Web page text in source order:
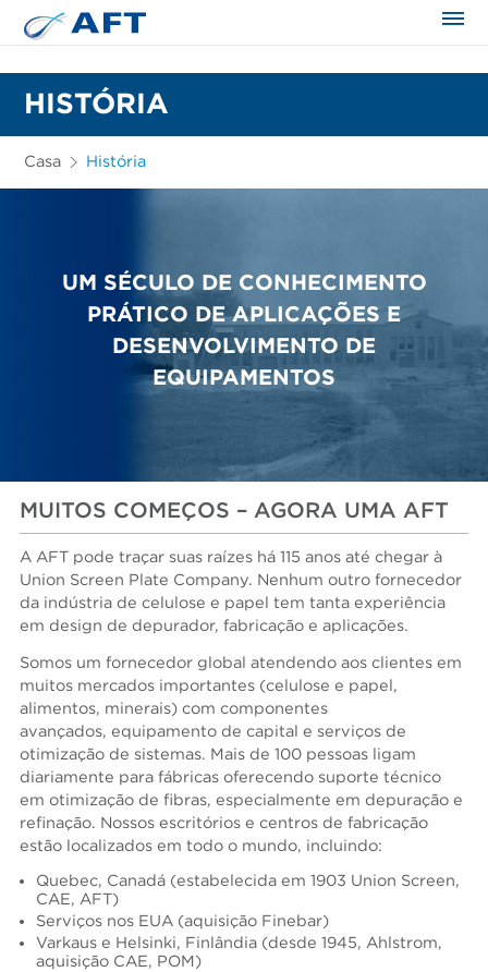
HISTÓRIA
Casa História
UM SÉCULO DE CONHECIMENTO
PRÁTICO DE APLICAÇÕES E
DESENVOLVIMENTO DE
EQUIPAMENTOS
MUITOS COMEÇOS – AGORA UMA AFT
A AFT pode traçar suas raízes há 115 anos até chegar à
Union Screen Plate Company. Nenhum outro fornecedor
da indústria de celulose e papel tem tanta experiência
em design de depurador, fabricação e aplicações.
Somos um fornecedor global atendendo aos clientes em
muitos mercados importantes (celulose e papel,
alimentos, minerais) com componentes
avançados, equipamento de capital e serviços de
otimização de sistemas. Mais de 100 pessoas ligam
diariamente para fábricas oferecendo suporte técnico
em otimização de fibras, especialmente em depuração e
refinação. Nossos escritórios e centros de fabricação
estão localizados em todo o mundo, incluindo:
Quebec, Canadá (estabelecida em 1903 Union Screen,
CAE, AFT)
Serviços nos EUA (aquisição Finebar)
Varkaus e Helsinki, Finlândia (desde 1945, Ahlstrom,
aquisição CAE, POM)